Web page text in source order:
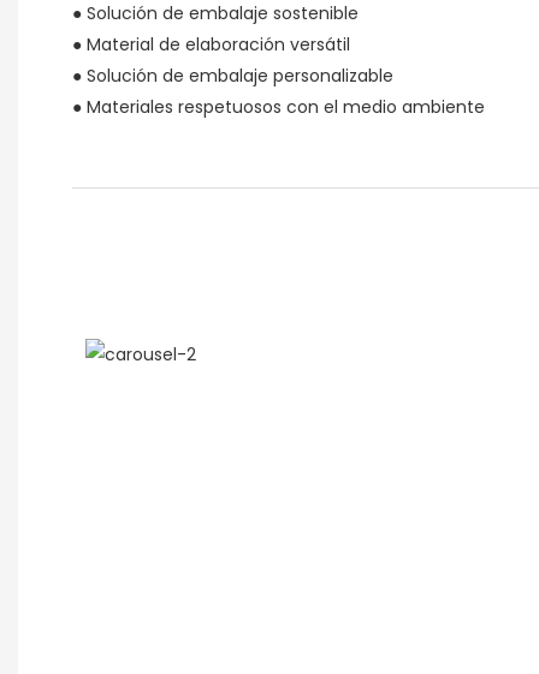
● Solución de embalaje sostenible
● Material de elaboración versátil
● Solución de embalaje personalizable
● Materiales respetuosos con el medio ambiente